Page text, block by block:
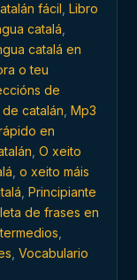
fácil Libro
catalá
catalá en
o teu
de
catalán Mp3
en
O xeito
o xeito máis
Principiante
de frases en
Vocabulario